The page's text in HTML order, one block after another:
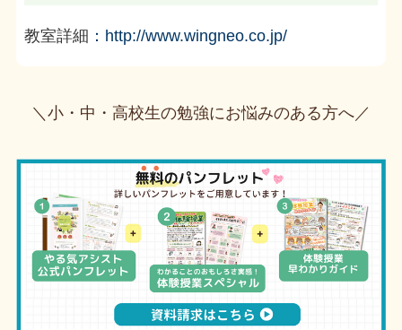
教室詳細 ： http://www.wingneo.co.jp/
＼小・中・高校生の勉強にお悩みのある方へ／